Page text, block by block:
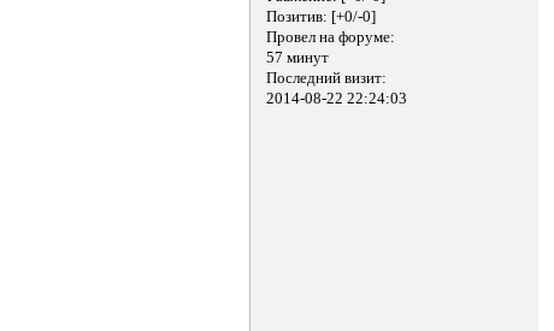
Позитив: [+0/-0]
Провел на форуме:
57 минут
Последний визит:
2014-08-22 22:24:03